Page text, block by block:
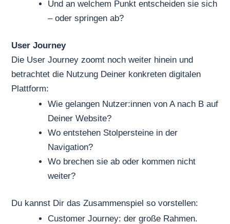
Und an welchem Punkt entscheiden sie sich
– oder springen ab?
User Journey
Die User Journey zoomt noch weiter hinein und
betrachtet die Nutzung Deiner konkreten digitalen
Plattform:
Wie gelangen Nutzer:innen von A nach B auf
Deiner Website?
Wo entstehen Stolpersteine in der
Navigation?
Wo brechen sie ab oder kommen nicht
weiter?
Du kannst Dir das Zusammenspiel so vorstellen:
Customer Journey: der große Rahmen.